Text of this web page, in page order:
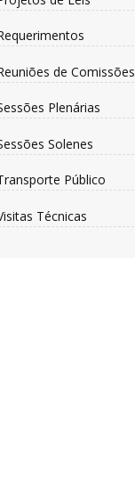
de Comissões
Plenárias
Solenes
Público
Técnicas